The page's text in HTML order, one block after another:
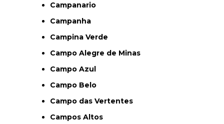
Campanario
Campanha
Campina Verde
Campo Alegre de Minas
Campo Azul
Campo Belo
Campo das Vertentes
Campos Altos